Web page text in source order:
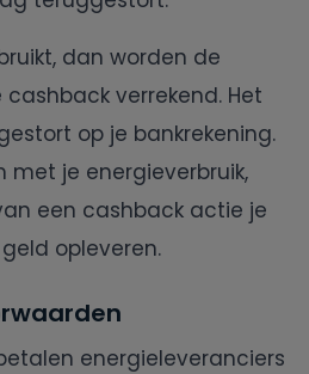
dan worden de
verrekend. Het
op je bankrekening.
met je energieverbruik,
een cashback actie je
opleveren.
energieleveranciers